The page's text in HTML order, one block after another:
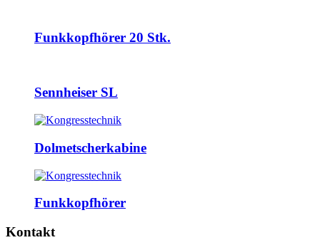
Funkkopfhörer 20 Stk.
Sennheiser SL
Dolmetscherkabine
Funkkopfhörer
Kontakt